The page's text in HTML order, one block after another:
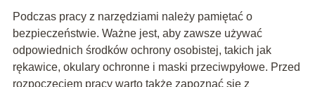
Podczas pracy z narzędziami należy pamiętać o
bezpieczeństwie. Ważne jest, aby zawsze używać
odpowiednich środków ochrony osobistej, takich jak
rękawice, okulary ochronne i maski przeciwpyłowe. Przed
rozpoczęciem pracy warto także zapoznać się z